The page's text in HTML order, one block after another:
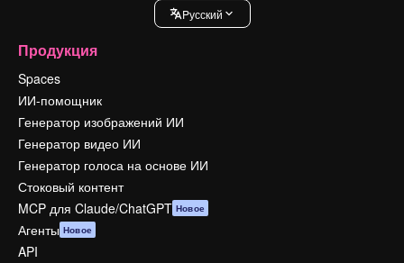
Pусский
Продукция
Spaces
ИИ-помощник
Генератор изображений ИИ
Генератор видео ИИ
Генератор голоса на основе ИИ
Стоковый контент
MCP для Claude/ChatGPT Новое
Агенты Новое
API